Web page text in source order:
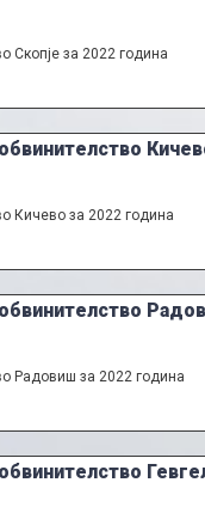
Скопје за 2022 година
Кичево за 2022 година
Радовиш за 2022 година